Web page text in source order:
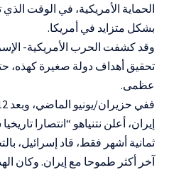
الحماية الأمريكية، في الوقت
بشكل متزايد في أمريكا.
وقد كشفت الحرب الأمريكية-
تحقيق أهداف دولة صغيرة كهذه،
عظمى.
ففي حزيران/يونيو الماضي، وبعد 12 يوما من
إيران، أعلن نتنياهو “انتصارا
ثمانية أشهر فقط، قاد إسرائيل،
آخر أكثر طموحا مع إيران. وكان